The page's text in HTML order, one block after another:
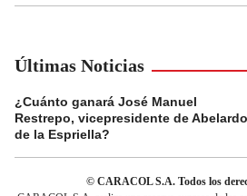
Últimas Noticias
¿Cuánto ganará José Manuel
Restrepo, vicepresidente de Abelardo
de la Espriella?
© CARACOL S.A. Todos los